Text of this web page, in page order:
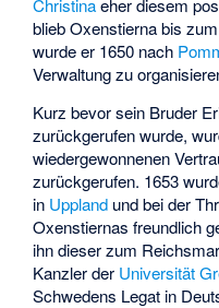
Christinaeher diesem
blieb Oxenstierna bis
wurde er 1650 nach
Verwaltung zu
Kurz bevor sein Bruder
zurückgerufen wurde,
wiedergewonnenen
zurückgerufen. 1653
in Uppland und bei der
Oxenstiernas freundlich
ihn dieser zum
Kanzler der Universität
Schwedens Legat in